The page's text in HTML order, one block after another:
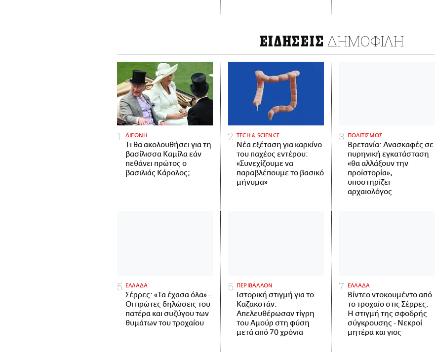
ΕΙΔΗΣΕΙΣ ΔΗΜΟΦΙΛΗ
ΔΙΕΘΝΗ
Τι θα ακολουθήσει για τη
βασίλισσα Καμίλα εάν
πεθάνει πρώτος ο
βασιλιάς Κάρολος;
ΤECH & SCIENCE
Νέα εξέταση για καρκίνο
του παχέος εντέρου:
«Συνεχίζουμε να
παραβλέπουμε το βασικό
μήνυμα»
ΠΟΛΙΤΙΣΜΟΣ
Βρετανία: Ανασκαφές σε
πυρηνική εγκατάσταση
«θα αλλάξουν την
προϊστορία»,
υποστηρίζει
αρχαιολόγος
ΕΛΛΑΔΑ
Σέρρες: «Τα έχασα όλα» -
Οι πρώτες δηλώσεις του
πατέρα και συζύγου των
θυμάτων του τροχαίου
ΠΕΡΙΒΑΛΛΟΝ
Ιστορική στιγμή για το
Καζακστάν:
Απελευθέρωσαν τίγρη
του Αμούρ στη φύση
μετά από 70 χρόνια
ΕΛΛΑΔΑ
Βίντεο ντοκουμέντο από
το τροχαίο στις Σέρρες:
Η στιγμή της σφοδρής
σύγκρουσης - Νεκροί
μητέρα και γιος